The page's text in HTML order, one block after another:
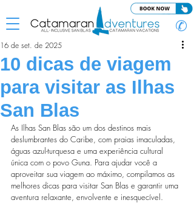
✆
10 dicas de viagem
para visitar as Ilhas
San Blas
16 de set. de 2025
As Ilhas San Blas são um dos destinos mais
deslumbrantes do Caribe, com praias imaculadas,
águas azul-turquesa e uma experiência cultural
única com o povo Guna. Para ajudar você a
aproveitar sua viagem ao máximo, compilamos as
melhores dicas para visitar San Blas e garantir uma
aventura relaxante, envolvente e inesquecível.